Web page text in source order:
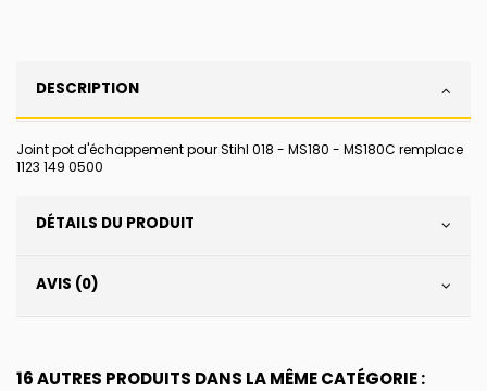
DESCRIPTION
Joint pot d'échappement pour Stihl 018 - MS180 - MS180C remplace
1123 149 0500
DÉTAILS DU PRODUIT
AVIS (0)
16 AUTRES PRODUITS DANS LA MÊME CATÉGORIE :